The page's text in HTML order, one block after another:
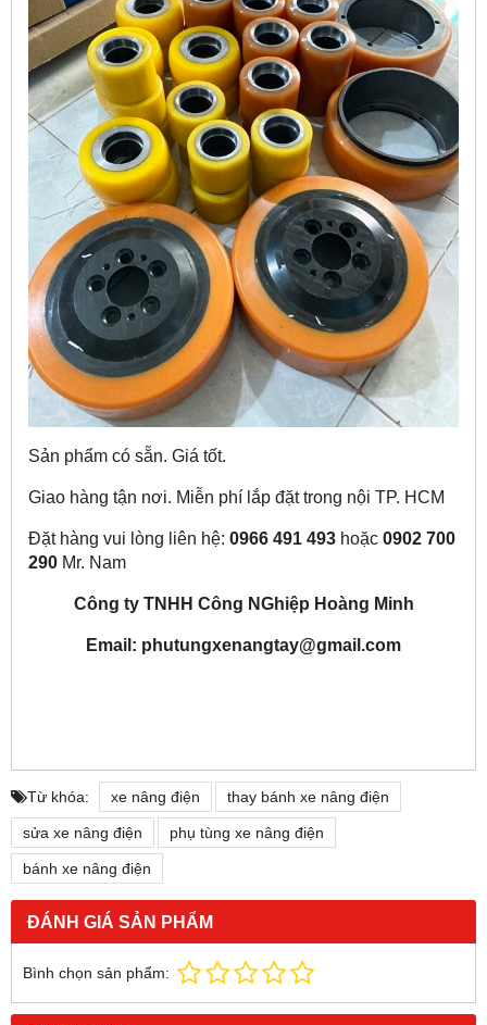
Sản phẩm có sẵn. Giá tốt.
Giao hàng tận nơi. Miễn phí lắp đặt trong nội TP. HCM
Đặt hàng vui lòng liên hệ: 0966 491 493 hoặc 0902 700
290 Mr. Nam
Công ty TNHH Công NGhiệp Hoàng Minh
Email: phutungxenangtay@gmail.com
Từ khóa: xe nâng điện thay bánh xe nâng điện
sửa xe nâng điện phụ tùng xe nâng điện
bánh xe nâng điện
ĐÁNH GIÁ SẢN PHẨM
Bình chọn sản phẩm: